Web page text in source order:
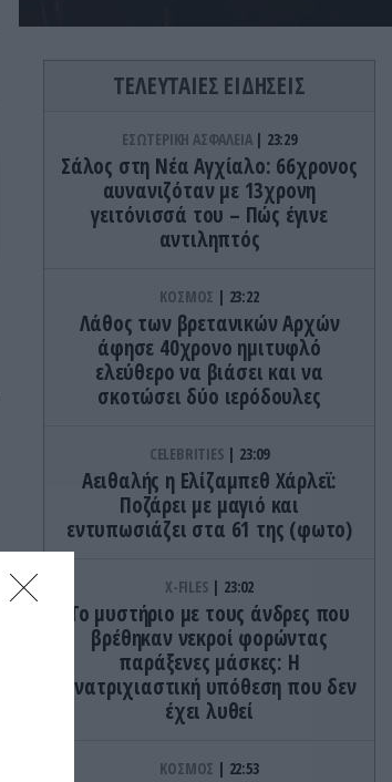
ΤΕΛΕΥΤΑΙΕΣ ΕΙΔΗΣΕΙΣ
ΕΣΩΤΕΡΙΚΗ ΑΣΦΑΛΕΙΑ 23:29
Σάλος στη Νέα Αγχίαλο: 66χρονος
αυνανιζόταν με 13χρονη
γειτόνισσά του – Πώς έγινε
αντιληπτός
ΚΟΣΜΟΣ 23:22
Λάθος των βρετανικών Αρχών
άφησε 40χρονο ημιτυφλό
ελεύθερο να βιάσει και να
σκοτώσει δύο ιερόδουλες
CELEBRITIES 23:09
Αειθαλής η Ελίζαμπεθ Χάρλεϊ:
Ποζάρει με μαγιό και
εντυπωσιάζει στα 61 της (φωτο)
X-FILES 23:02
Το μυστήριο με τους άνδρες που
βρέθηκαν νεκροί φορώντας
παράξενες μάσκες: Η
ανατριχιαστική υπόθεση που δεν
έχει λυθεί
ΚΟΣΜΟΣ 22:53